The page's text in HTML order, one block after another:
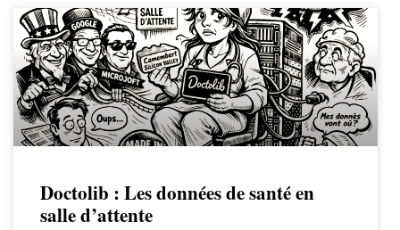
Doctolib : Les données de santé en
salle d’attente